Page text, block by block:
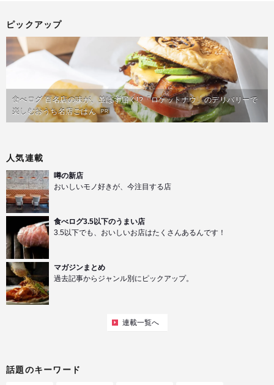
ピックアップ
食べログ 百名店の味が、並ばず届く!?「ロケットナウ」のデリバリーで
楽しむおうち名店ごはん PR
人気連載
噂の新店
おいしいモノ好きが、今注目する店
食べログ3.5以下のうまい店
3.5以下でも、おいしいお店はたくさんあるんです！
マガジンまとめ
過去記事からジャンル別にピックアップ。
連載一覧へ
話題のキーワード